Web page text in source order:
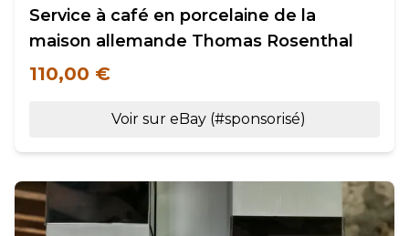
Service à café en porcelaine de la
maison allemande Thomas Rosenthal
110,00 €
Voir sur eBay (#sponsorisé)